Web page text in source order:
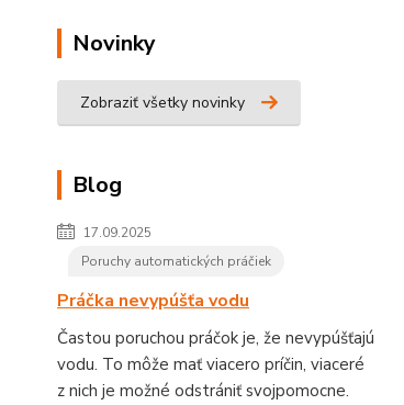
Novinky
Zobraziť všetky novinky
Blog
17.09.2025
Poruchy automatických práčiek
Práčka nevypúšťa vodu
Častou poruchou práčok je, že nevypúšťajú
vodu. To môže mať viacero príčin, viaceré
z nich je možné odstrániť svojpomocne.